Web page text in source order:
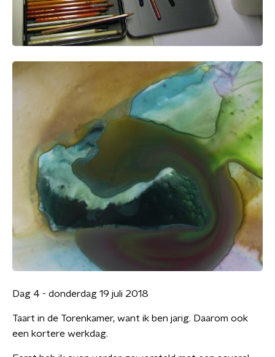
Dag 4 - donderdag 19 juli 2018
Taart in de Torenkamer, want ik ben jarig. Daarom ook
een kortere werkdag.